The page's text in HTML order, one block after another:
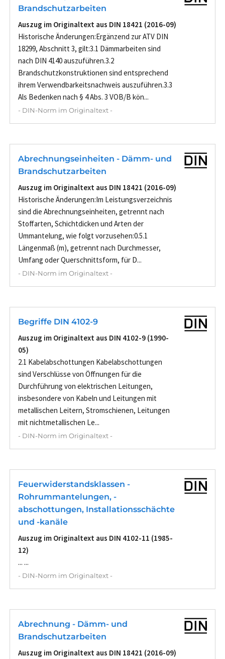
Brandschutzarbeiten
Auszug im Originaltext aus DIN 18421 (2016-09)
Historische Änderungen:Ergänzend zur ATV DIN
18299, Abschnitt 3, gilt:3.1 Dämmarbeiten sind
nach DIN 4140 auszuführen.3.2
Brandschutzkonstruktionen sind entsprechend
ihrem Verwendbarkeitsnachweis auszuführen.3.3
Als Bedenken nach § 4 Abs. 3 VOB/B kön...
- DIN-Norm im Originaltext -
Abrechnungseinheiten - Dämm- und
Brandschutzarbeiten
Auszug im Originaltext aus DIN 18421 (2016-09)
Historische Änderungen:Im Leistungsverzeichnis
sind die Abrechnungseinheiten, getrennt nach
Stoffarten, Schichtdicken und Arten der
Ummantelung, wie folgt vorzusehen:0.5.1
Längenmaß (m), getrennt nach Durchmesser,
Umfang oder Querschnittsform, für D...
- DIN-Norm im Originaltext -
Begriffe DIN 4102-9
Auszug im Originaltext aus DIN 4102-9 (1990-
05)
2.1 Kabelabschottungen Kabelabschottungen
sind Verschlüsse von Öffnungen für die
Durchführung von elektrischen Leitungen,
insbesondere von Kabeln und Leitungen mit
metallischen Leitern, Stromschienen, Leitungen
mit nichtmetallischen Le...
- DIN-Norm im Originaltext -
Feuerwiderstandsklassen -
Rohrummantelungen, -
abschottungen, Installationsschächte
und -kanäle
Auszug im Originaltext aus DIN 4102-11 (1985-
12)
... ...
- DIN-Norm im Originaltext -
Abrechnung - Dämm- und
Brandschutzarbeiten
Auszug im Originaltext aus DIN 18421 (2016-09)